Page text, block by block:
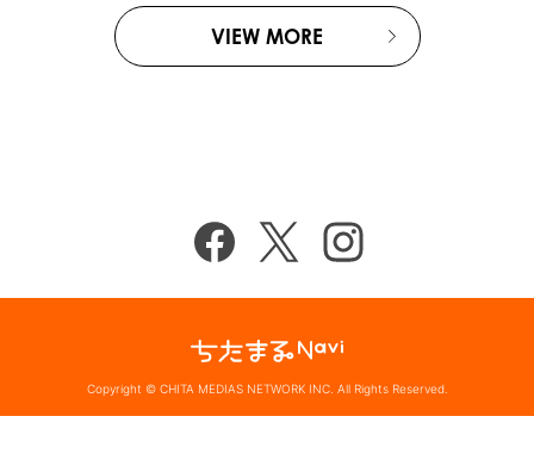
VIEW MORE
Copyright © CHITA MEDIAS NETWORK INC. All Rights Reserved.